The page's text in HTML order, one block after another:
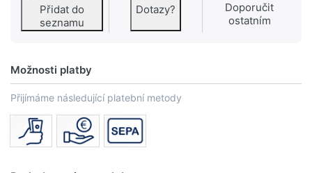
Přidat do
seznamu
Dotazy?
Doporučit
ostatním
Možnosti platby
Přijímáme následující platební metody